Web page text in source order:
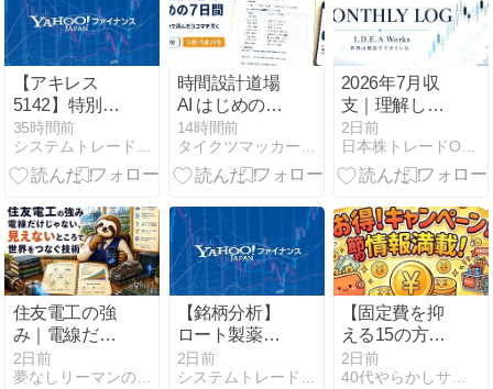
長エンジン
【アキレス
5142】特別利
益による急騰
の構造分析！
短期投資家が
３つの視点
35時間前
システムトレードとAI副業の記録
時間設計道場
AI はじめの7
日間ー7日
間・時間の棚
卸しワーク
にやり切る実
践ガイド
14時間前
タイクツマッカートニー|退屈はすべてを手に入れる
2026年7月収
支｜理解した
ことと、身に
付いたことは
やはり違うの
2日前
日本株トレードOS構築記｜勝つより先に、壊れない。
住友電工の強
み｜電線だけ
じゃない、見
えないところ
2日前
夢なしリーマンの資産運用ブログ - 学びながらゆっくり成長
【銘柄分析】
ロート製薬
（4527）：好
業績と円安恩
2日前
【固定費を抑
える15の方法
⑨】サブスク
を棚卸しする
2日前